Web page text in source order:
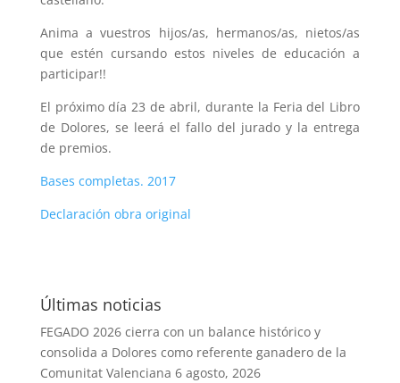
Anima a vuestros hijos/as, hermanos/as, nietos/as
que estén cursando estos niveles de educación a
participar!!
El próximo día 23 de abril, durante la Feria del Libro
de Dolores, se leerá el fallo del jurado y la entrega
de premios.
Bases completas. 2017
Declaración obra original
Últimas noticias
FEGADO 2026 cierra con un balance histórico y
consolida a Dolores como referente ganadero de la
Comunitat Valenciana 6 agosto, 2026